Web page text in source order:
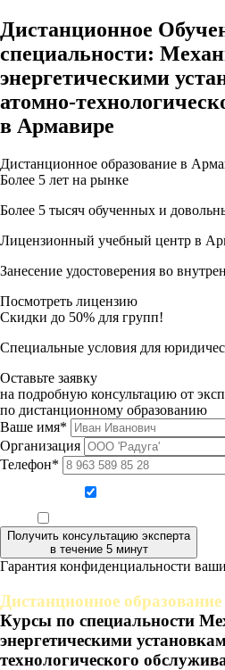
Дистанционное
специальности:
энергетическими
атомно-
в Армавире
Дистанционное образование в
Более 5 лет на рынке
Более 5 тысяч обученных и
Лицензионный учебный центр в
Занесение удостоверения во
Посмотреть лицензию
Скидки до 50% для групп!
Специальные условия для
Оставьте заявку
на подробную консультацию от
по дистанционному образованию
Ваше имя*
Организация
Телефон*
Получить консультацию эксперта
в течение 5 минут
Гарантия конфиденциальности
Дистанционное образование
Курсы по специальности
энергетическими
технологического